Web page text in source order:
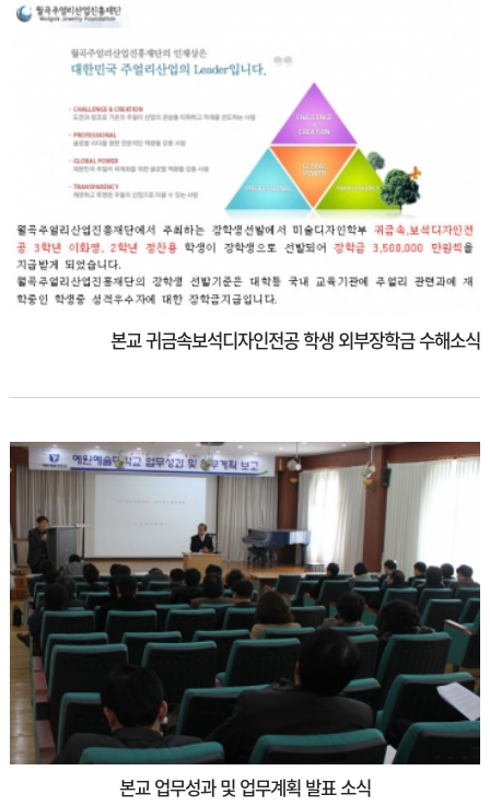
본교 귀금속보석디자인전공 학생 외부장학금 수해소식
본교 업무성과 및 업무계획 발표 소식